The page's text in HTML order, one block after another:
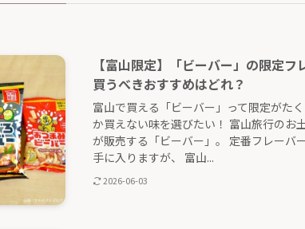
【富山限定】「ビーバー」の限定
買うべきおすすめはどれ？
富山で買える「ビーバー」って限定がた
か買えない味を選びたい！ 富山旅行のお
が販売する「ビーバー」。 定番フレーバ
手に入りますが、 富山...
2026-06-03